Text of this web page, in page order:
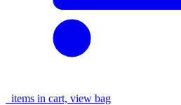
items in cart, view bag